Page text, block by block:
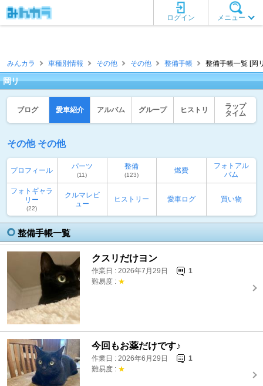
メニュー
ログイン
みんカラ 車種別情報 その他 その他 整備手帳 整備手帳一覧 [岡
岡リ
ブログ 愛車紹介 アルバム グループ ヒストリ
ラップ
タイム
その他 その他
プロフィール パーツ
(11)
整備
(123)
燃費
フォトアル
バム
フォトギャラ
リー
(22)
クルマレビ
ュー
ヒストリー 愛車ログ 買い物
整備手帳一覧
クスリだけヨン
作業日 : 2026年7月29日
1
難易度 : ★
今回もお薬だけです♪
作業日 : 2026年6月29日
1
難易度 : ★